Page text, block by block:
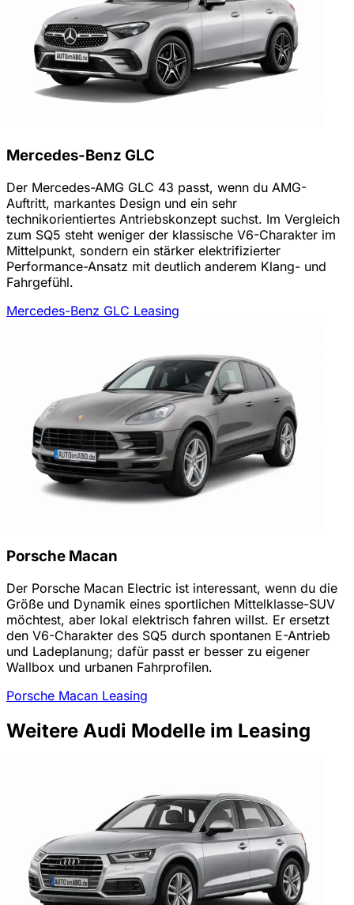
Mercedes-Benz GLC
Der Mercedes-AMG GLC 43 passt, wenn du AMG-
Auftritt, markantes Design und ein sehr
technikorientiertes Antriebskonzept suchst. Im Vergleich
zum SQ5 steht weniger der klassische V6-Charakter im
Mittelpunkt, sondern ein stärker elektrifizierter
Performance-Ansatz mit deutlich anderem Klang- und
Fahrgefühl.
Mercedes-Benz GLC Leasing
Porsche Macan
Der Porsche Macan Electric ist interessant, wenn du die
Größe und Dynamik eines sportlichen Mittelklasse-SUV
möchtest, aber lokal elektrisch fahren willst. Er ersetzt
den V6-Charakter des SQ5 durch spontanen E-Antrieb
und Ladeplanung; dafür passt er besser zu eigener
Wallbox und urbanen Fahrprofilen.
Porsche Macan Leasing
Weitere Audi Modelle im Leasing